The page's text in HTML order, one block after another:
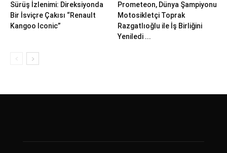
Sürüş İzlenimi: Direksiyonda
Bir İsviçre Çakısı “Renault
Kangoo Iconic”
Prometeon, Dünya Şampiyonu
Motosikletçi Toprak
Razgatlıoğlu ile İş Birliğini
Yeniledi ...